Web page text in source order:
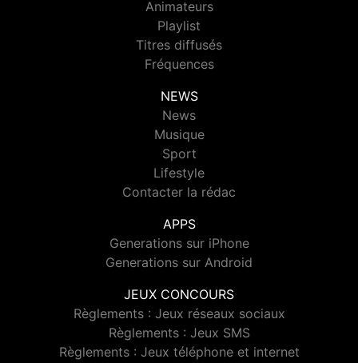
Animateurs
Playlist
Titres diffusés
Fréquences
NEWS
News
Musique
Sport
Lifestyle
Contacter la rédac
APPS
Generations sur iPhone
Generations sur Android
JEUX CONCOURS
Règlements : Jeux réseaux sociaux
Règlements : Jeux SMS
Règlements : Jeux téléphone et internet